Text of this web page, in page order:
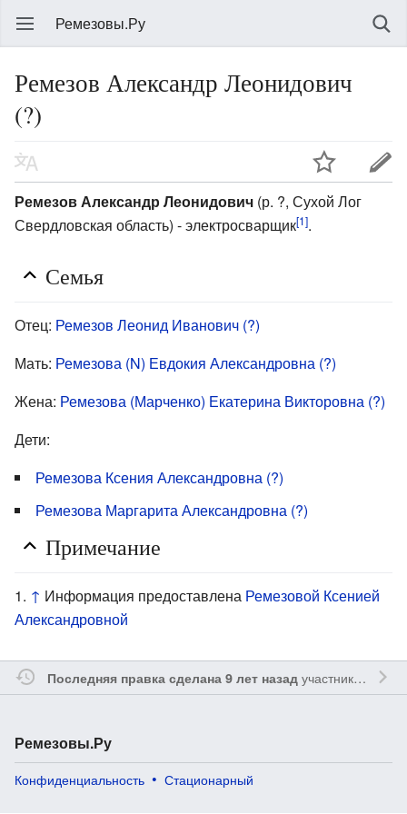
Ремезовы.Ру
Ремезов Александр Леонидович
(?)
Ремезов Александр Леонидович (р. ?, Сухой Лог
Свердловская область) - электросварщик[1].
Семья
Отец: Ремезов Леонид Иванович (?)
Мать: Ремезова (N) Евдокия Александровна (?)
Жена: Ремезова (Марченко) Екатерина Викторовна (?)
Дети:
Ремезова Ксения Александровна (?)
Ремезова Маргарита Александровна (?)
Примечание
↑ Информация предоставлена Ремезовой Ксенией
Александровной
Последняя правка сделана 9 лет назадучастником
Ремезовы.Ру
Конфиденциальность Стационарный